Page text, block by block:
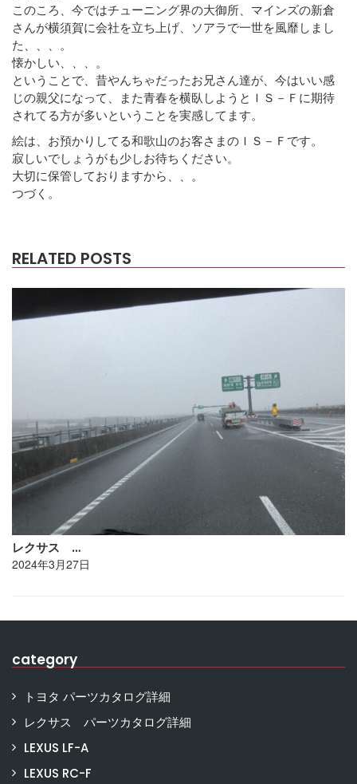
このころ、今ではチューニング界の大御所、マインズの新倉
さんが横須賀に会社を立ち上げ、ソアラで一世を風靡しまし
た、、、。
懐かしい、、、。
ということで、昔やんちゃだったお兄さん達が、今はいい感
じの親父になって、また青春を横臥しようとＩＳ－Ｆに期待
されてる方が多いということを実感してます。
絵は、お預かりしてる和歌山のお客さまのＩＳ－Ｆです。
寂しいでしょうがも少しお待ちください。
大切に保管しておりますから、、。
つづく。
RELATED POSTS
レクサス …
2024年3月27日
category
トヨタ パーツカタログ詳細
レクサス パーツカタログ詳細
LEXUS LF-A
LEXUS RC-F